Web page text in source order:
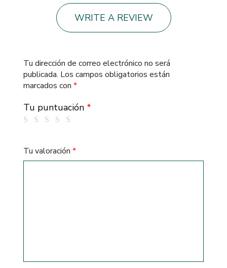
WRITE A REVIEW
Tu dirección de correo electrónico no será
publicada. Los campos obligatorios están
marcados con *
Tu puntuación *
Tu valoración *